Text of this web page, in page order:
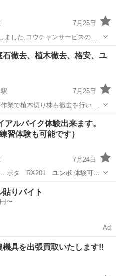
7月25日
した,コウチャンサービスの萩
みの方はご相談ください
便利屋 ユンボ
石徹去、植木徹去、格安、ユ
7月25日
業で植木切り株も徹去を行い最
ービスの萩尾といいます、庭
ご相談くださいね
便利屋 庭石
アルバイク体験出来ます。
習体験も可能です）
7月24日
… ボタ RX201 ユンボ体験可能
その他 モデル
貼りバイト
〜
Ad
機具を出張買取いたします!!